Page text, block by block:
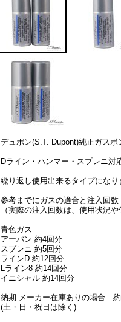
デュポン(S.T. Dupont)純正ガ
Dライン・ハンマー・スプレニ対
繰り返し使用出来るタイプになり
参考までにガスの適合と注入回数
（実際の注入回数は、使用状況
青色ガス
アーバン 約4回分
スブレニ 約5回分
ラインD 約12回分
Lライン8 約14回分
イニシャル 約14回分
納期 メーカー在庫ありの場合
(土・日・祝日は除く)